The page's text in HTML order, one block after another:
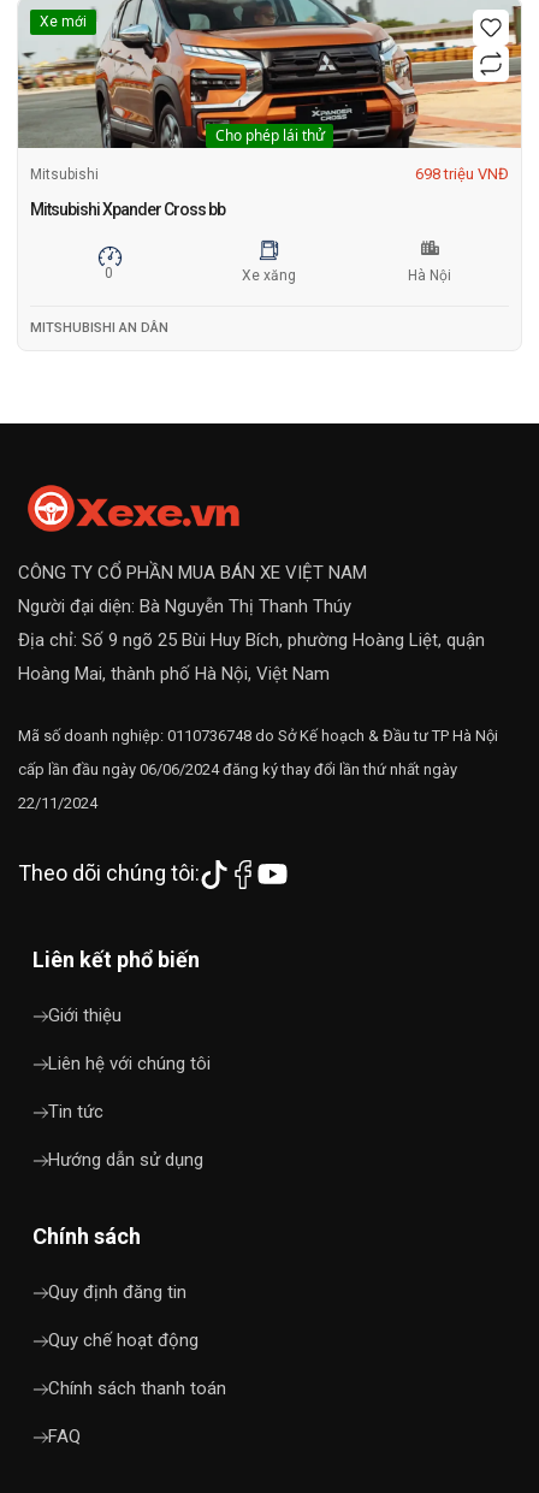
Xe mới
Cho phép lái thử
Mitsubishi 698 triệu VNĐ
Mitsubishi Xpander Cross bb
0 Xe xăng Hà Nội
MITSHUBISHI AN DÂN
CÔNG TY CỔ PHẦN MUA BÁN XE VIỆT NAM
Người đại diện: Bà Nguyễn Thị Thanh Thúy
Địa chỉ: Số 9 ngõ 25 Bùi Huy Bích, phường Hoàng Liệt, quận
Hoàng Mai, thành phố Hà Nội, Việt Nam
Mã số doanh nghiệp: 0110736748 do Sở Kế hoạch & Đầu tư TP Hà Nội
cấp lần đầu ngày 06/06/2024 đăng ký thay đổi lần thứ nhất ngày
22/11/2024
Theo dõi chúng tôi:
Liên kết phổ biến
Giới thiệu
Liên hệ với chúng tôi
Tin tức
Hướng dẫn sử dụng
Chính sách
Quy định đăng tin
Quy chế hoạt động
Chính sách thanh toán
FAQ